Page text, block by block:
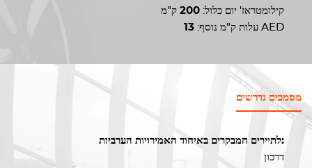
קילומטראז' יום כלול: 200 ק"מ
עלות ק"מ נוסף: 13 AED
מסמכים נדרשים
לתיירים המבקרים באיחוד האמירויות הערביות:
דרכון